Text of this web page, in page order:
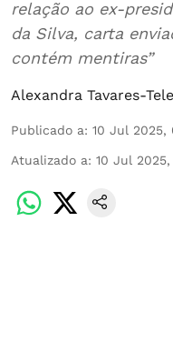
relação ao ex-
da Silva, carta
contém mentiras”
Alexandra Tavares-
Publicado a: 10 Jul 2025,
Atualizado a: 10 Jul